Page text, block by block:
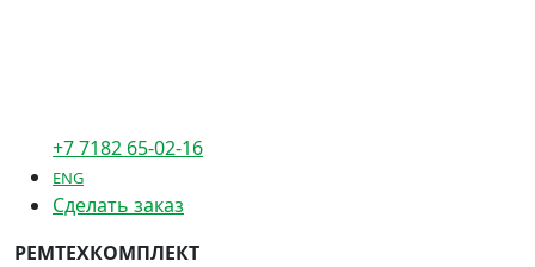
+7 7182 65-02-16
ENG
Сделать заказ
РЕМТЕХКОМПЛЕКТ